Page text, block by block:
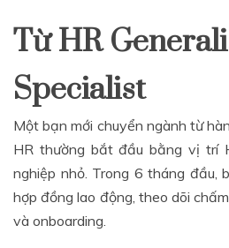
Từ HR
Specialist
Một bạn mới chuyển ngành từ
HR thường bắt đầu bằng vị trí
nghiệp nhỏ. Trong 6 tháng đầu,
hợp đồng lao động, theo dõi
và onboarding.